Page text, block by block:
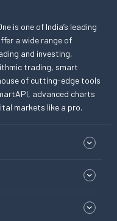
is one of India’s leading
a wide range of
and investing,
trading, smart
of cutting-edge tools
advanced charts
markets like a pro.